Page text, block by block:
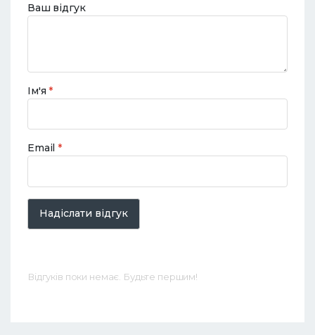
Ваш відгук
Ім'я*
Email*
Надіслати відгук
Відгуків поки немає. Будьте першим!